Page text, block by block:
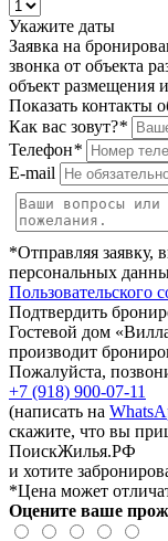
Укажите даты
Заявка на
звонка от объекта
объект размещения
Показать контакты
Как вас зовут?*
Телефон*
E-mail
*Отправляя заявку,
персональных
Пользовательского
Подтвердить
Гостевой дом
производит
Пожалуйста,
+7 (918) 900-07-11
(написать на
скажите, что вы
ПоискЖилья.РФ
и хотите
*Цена может
Оцените ваше